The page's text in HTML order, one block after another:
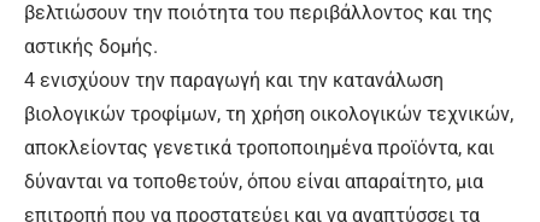
βελτιώσουν την ποιότητα του περιβάλλοντος και της
αστικής δομής.
4 ενισχύουν την παραγωγή και την κατανάλωση
βιολογικών τροφίμων, τη χρήση οικολογικών τεχνικών,
αποκλείοντας γενετικά τροποποιημένα προϊόντα, και
δύνανται να τοποθετούν, όπου είναι απαραίτητο, μια
επιτροπή που να προστατεύει και να αναπτύσσει τα